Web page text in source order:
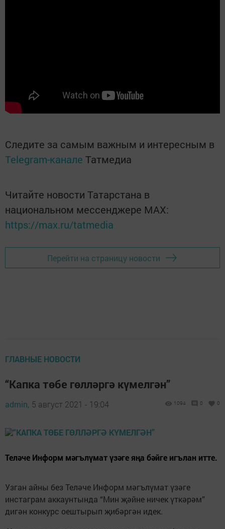
Следите за самым важным и интересным в
Telegram-канале Татмедиа
Читайте новости Татарстана в
национальном мессенджере MАХ:
https://max.ru/tatmedia
Перейти на страницу новости
ГЛАВНЫЕ НОВОСТИ
“Капка төбе гөлләргә күмелгән”
admin, 5 август 2021 - 19:04 1094 0 0
Теләче Информ мәгълүмат үзәге яңа бәйге игълан итте.
Узган айны без Теләче Информ мәгълүмат үзәге
инстаграм аккаунтында “Мин җәйне ничек үткәрәм”
дигән конкурс оештырып җибәргән идек.